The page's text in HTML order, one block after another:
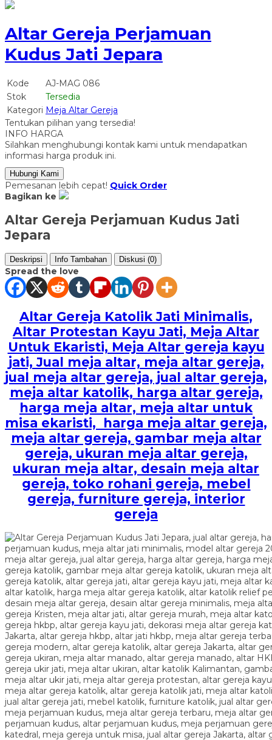
Altar Gereja Perjamuan
Kudus Jati Jepara
Kode
AJ-MAG 086
Stok
Tersedia
Kategori Meja Altar Gereja
Tentukan pilihan yang tersedia!
INFO HARGA
Silahkan menghubungi kontak kami untuk mendapatkan
informasi harga produk ini.
Hubungi Kami
Pemesanan lebih cepat! Quick Order
Bagikan ke
Altar Gereja Perjamuan Kudus Jati
Jepara
Deskripsi Info Tambahan Diskusi (0)
Spread the love
Altar Gereja Katolik Jati Minimalis,
Altar Protestan Kayu Jati, Meja Altar
Untuk Ekaristi, Meja Altar gereja kayu
jati, Jual meja altar, meja altar gereja,
jual meja altar gereja, jual altar gereja,
meja altar katolik, harga altar gereja,
harga meja altar, meja altar untuk
misa ekaristi, harga meja altar gereja,
meja altar gereja, gambar meja altar
gereja, ukuran meja altar gereja,
ukuran meja altar, desain meja altar
gereja, toko rohani gereja, mebel
gereja, furniture gereja, interior
gereja